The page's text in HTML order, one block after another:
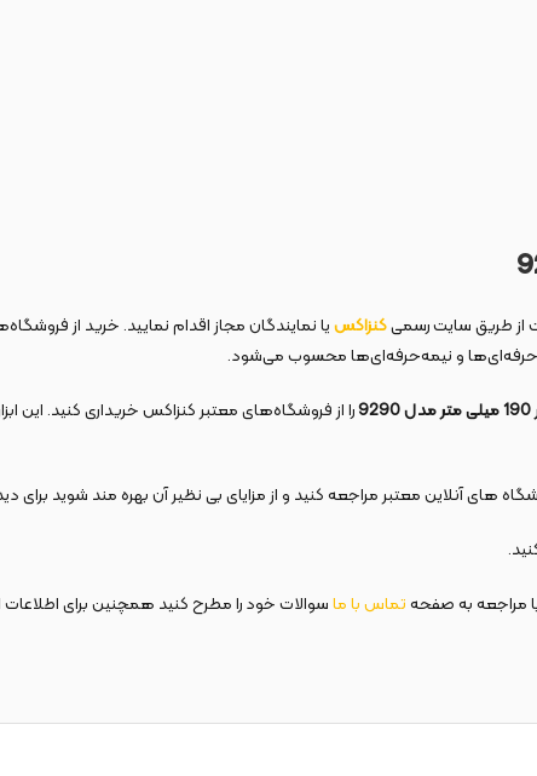
کنزاکسیا نمایندگان مجاز اقدام نمایید. خرید از
حرفه‌ای‌ها و نیمه‌حرفه‌ای‌ها محسوب می‌شود.
را از فروشگاه‌های معتبر کنزاکس خریداری کنید.
های آنلاین معتبر مراجعه کنید و از مزایای بی نظیر آن بهره مند شوید برای
مراجعه به صفحهتماس با ماسوالات خود را مطرح کنید همچنین برای اطلاعات